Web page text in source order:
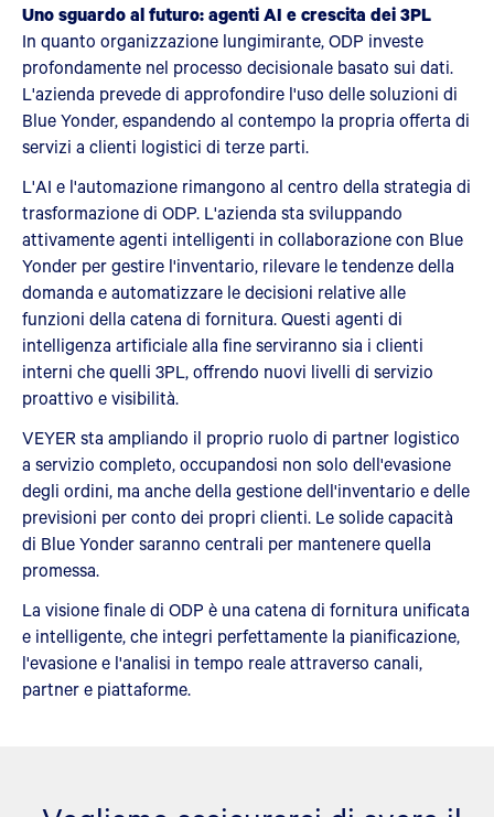
Uno sguardo al futuro: agenti AI e crescita dei 3PL
In quanto organizzazione lungimirante, ODP investe
profondamente nel processo decisionale basato sui dati.
L'azienda prevede di approfondire l'uso delle soluzioni di
Blue Yonder, espandendo al contempo la propria offerta di
servizi a clienti logistici di terze parti.
L'AI e l'automazione rimangono al centro della strategia di
trasformazione di ODP. L'azienda sta sviluppando
attivamente agenti intelligenti in collaborazione con Blue
Yonder per gestire l'inventario, rilevare le tendenze della
domanda e automatizzare le decisioni relative alle
funzioni della catena di fornitura. Questi agenti di
intelligenza artificiale alla fine serviranno sia i clienti
interni che quelli 3PL, offrendo nuovi livelli di servizio
proattivo e visibilità.
VEYER sta ampliando il proprio ruolo di partner logistico
a servizio completo, occupandosi non solo dell'evasione
degli ordini, ma anche della gestione dell'inventario e delle
previsioni per conto dei propri clienti. Le solide capacità
di Blue Yonder saranno centrali per mantenere quella
promessa.
La visione finale di ODP è una catena di fornitura unificata
e intelligente, che integri perfettamente la pianificazione,
l'evasione e l'analisi in tempo reale attraverso canali,
partner e piattaforme.